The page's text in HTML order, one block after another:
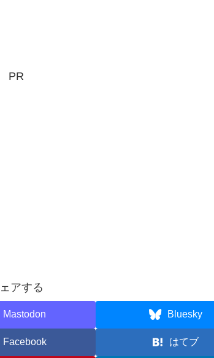
PR
アする
Mastodon Bluesky
Facebook はてブ